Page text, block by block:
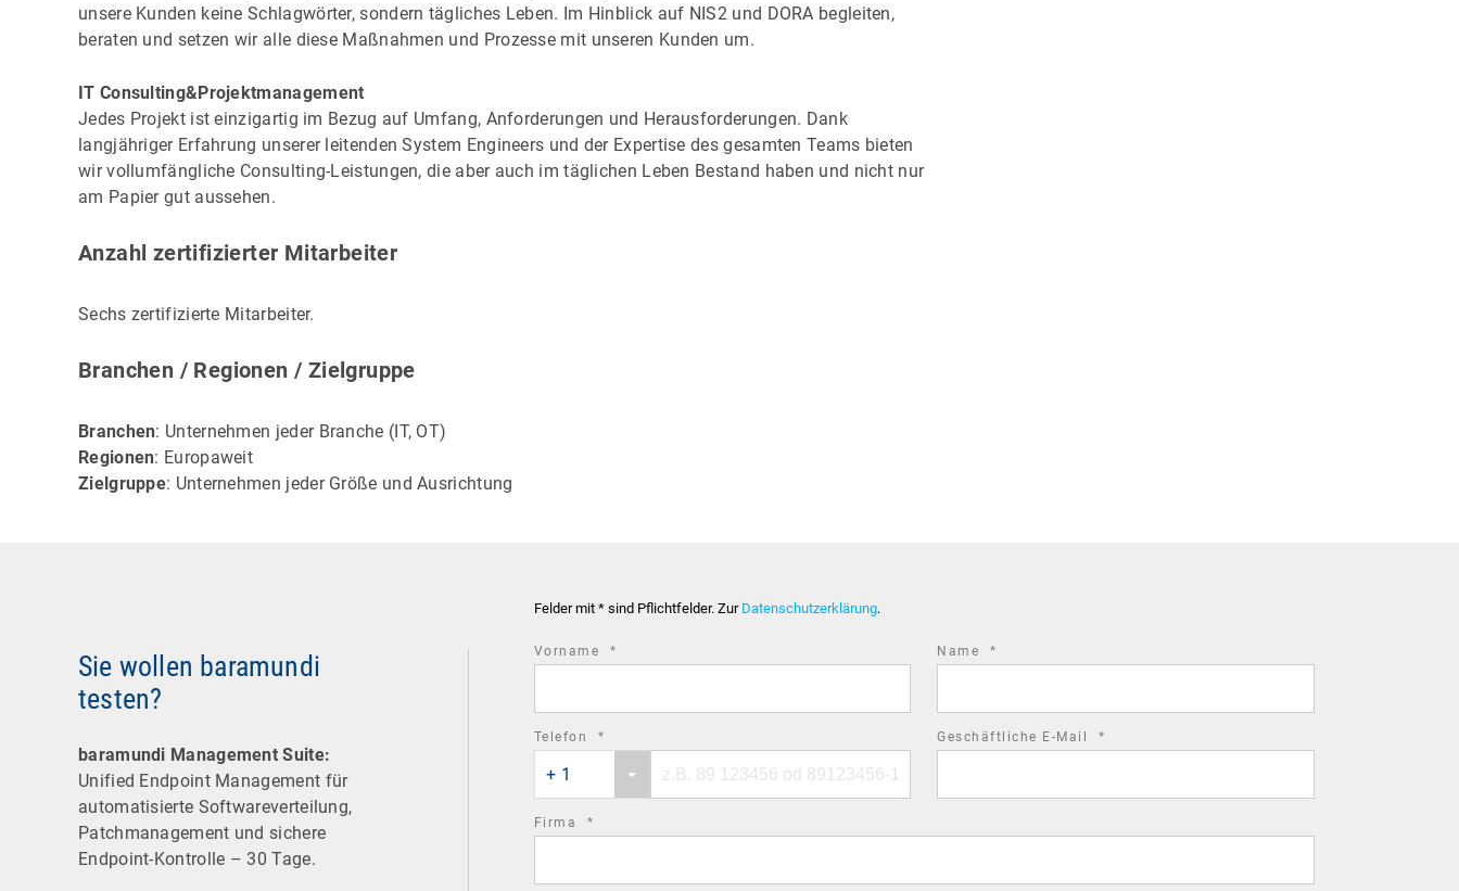
unsere Kunden keine Schlagwörter, sondern tägliches Leben. Im Hinblick auf NIS2 und DORA begleiten,
beraten und setzen wir alle diese Maßnahmen und Prozesse mit unseren Kunden um.
IT Consulting&Projektmanagement
Jedes Projekt ist einzigartig im Bezug auf Umfang, Anforderungen und Herausforderungen. Dank
langjähriger Erfahrung unserer leitenden System Engineers und der Expertise des gesamten Teams bieten
wir vollumfängliche Consulting-Leistungen, die aber auch im täglichen Leben Bestand haben und nicht nur
am Papier gut aussehen.
Anzahl zertifizierter Mitarbeiter
Sechs zertifizierte Mitarbeiter.
Branchen / Regionen / Zielgruppe
Branchen: Unternehmen jeder Branche (IT, OT)
Regionen: Europaweit
Zielgruppe: Unternehmen jeder Größe und Ausrichtung
Sie wollen baramundi
testen?
baramundi Management Suite:
Unified Endpoint Management für
automatisierte Software­verteilung,
Patchmanagement und sichere
Endpoint-Kontrolle – 30 Tage.
Felder mit * sind Pflichtfelder. Zur Datenschutzerklärung.
Vorname * Name *
Telefon *
country
code
+ 1
number
Geschäftliche E-Mail *
Firma *